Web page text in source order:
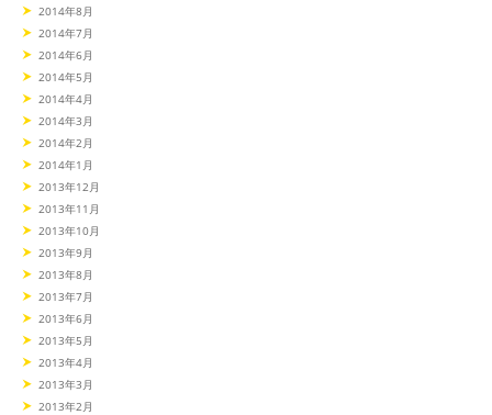
2014年8月
2014年7月
2014年6月
2014年5月
2014年4月
2014年3月
2014年2月
2014年1月
2013年12月
2013年11月
2013年10月
2013年9月
2013年8月
2013年7月
2013年6月
2013年5月
2013年4月
2013年3月
2013年2月